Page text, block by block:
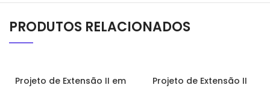
PRODUTOS RELACIONADOS
Projeto de Extensão II em
Projeto de Extensão II